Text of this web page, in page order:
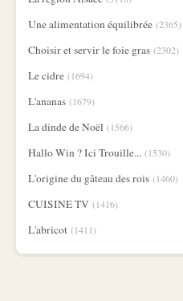
Une alimentation équilibrée (2365)
Choisir et servir le foie gras (2302)
Le cidre (1694)
L'ananas (1679)
La dinde de Noël (1566)
Hallo Win ? Ici Trouille... (1530)
L'origine du gâteau des rois (1460)
CUISINE TV (1416)
L'abricot (1411)